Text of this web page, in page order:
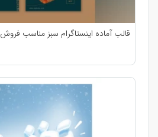
قالب آماده اینستاگرام سبز مناسب فروش